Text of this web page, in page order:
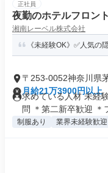
正社員
夜勤のホテルフロン
湘南レーベル株式会社
《未経験OK》✅人気の
〒253-0052神奈川県
月給21万3900円以上
求めている人材 未経
問 ＊第二新卒歓迎 ＊
制服あり 業界未経験歓迎